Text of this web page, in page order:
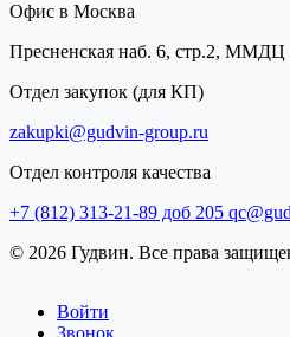
Офис в Москва
Пресненская наб. 6, стр.2,
Отдел закупок (для КП)
zakupki@gudvin-group.ru
Отдел контроля качества
+7 (812) 313-21-89 доб 205
© 2026 Гудвин. Все права
Войти
Звонок